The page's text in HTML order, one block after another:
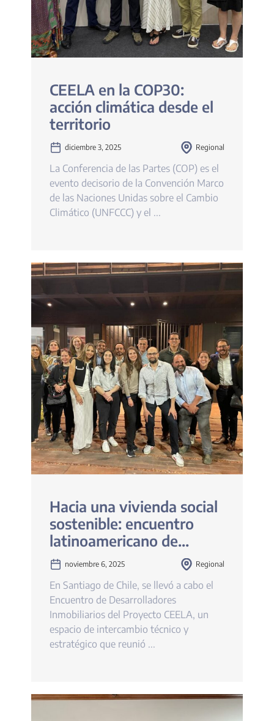
CEELA en la COP30:
acción climática desde el
territorio
diciembre 3, 2025 Regional
La Conferencia de las Partes (COP) es el
evento decisorio de la Convención Marco
de las Naciones Unidas sobre el Cambio
Climático (UNFCCC) y el ...
Hacia una vivienda social
sostenible: encuentro
latinoamericano de
desarrolladores
inmobiliarios
noviembre 6, 2025 Regional
En Santiago de Chile, se llevó a cabo el
Encuentro de Desarrolladores
Inmobiliarios del Proyecto CEELA, un
espacio de intercambio técnico y
estratégico que reunió ...